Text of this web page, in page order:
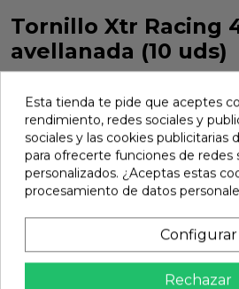
Tornillo Xtr Racing
avellanada (10 uds)
4X6A.
Marca: Xtr Racing
2,09 €
Añadir
En stock
Esta tienda te pide que aceptes
rendimiento, redes sociales y
sociales y las cookies publicitarias
para ofrecerte funciones de redes
personalizados. ¿Aceptas estas
procesamiento de datos
Configurar
Rechazar